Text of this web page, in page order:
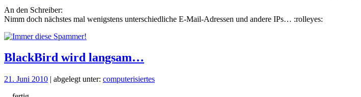
An den Schreiber:
Nimm doch nächstes mal wenigstens unterschiedliche E-Mail-Adressen und andere IPs… :rolleyes:
BlackBird wird langsam…
21. Juni 2010 | abgelegt unter: computerisiertes